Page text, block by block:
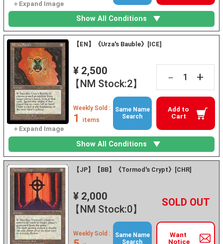
Show All Conditions
【EN】《Urza's Bauble》[ICE]
¥ 2,500
【NM Stock:2】
－ +
Add to
Cart
Weekly Sold :
1 items
Same Name
Search
Show All Conditions
【JP】【BB】《Tormod's Crypt》[CHR]
¥ 2,000
【NM Stock:0】
－ +
Want
Notice
Weekly Sold :
Same Name
Search